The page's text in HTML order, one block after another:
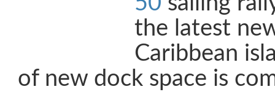
the latest
Caribbean
of new dock space is